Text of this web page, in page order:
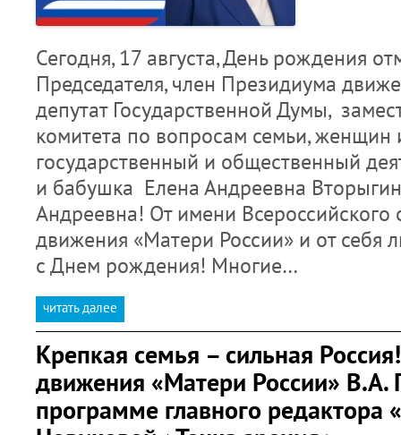
Сегодня, 17 августа, День рождения
Председателя, член Президиума
депутат Государственной Думы,
комитета по вопросам семьи, женщин
государственный и общественный
и бабушка Елена Андреевна
Андреевна! От имени Всероссийского
движения «Матери России» и от себя
с Днем рождения! Многие…
читать далее
Крепкая семья – сильная
движения «Матери России» В.А.
программе главного